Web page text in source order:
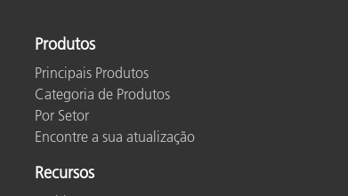
Produtos
Principais Produtos
Categoria de Produtos
Por Setor
Encontre a sua atualização
Recursos